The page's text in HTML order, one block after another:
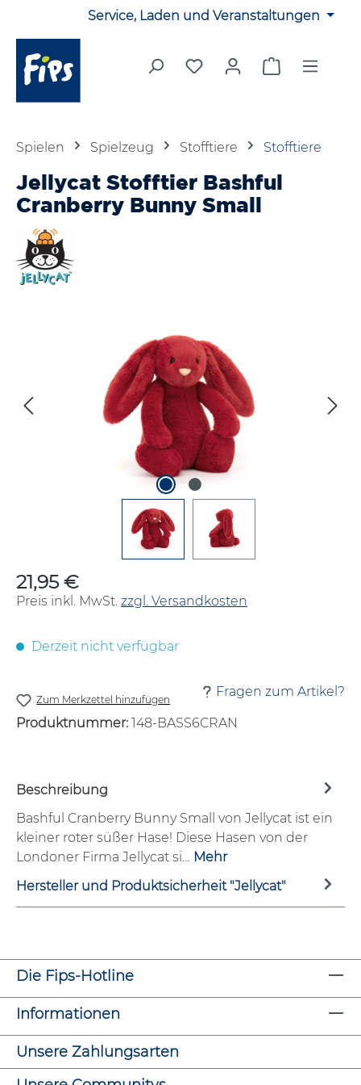
Zum Hauptinhalt springenService, Laden und Veranstaltungen
Du hast 0 Produkte auf
Warenkorb
Spielen Spielzeug Stofftiere Stofftiere
Jellycat Stofftier Bashful
Cranberry Bunny Small
Regulärer Preis:
21,95 €
Preis inkl. MwSt. zzgl. Versandkosten
Derzeit nicht verfügbar
Zum Merkzettel hinzufügen
Fragen zum Artikel?
Produktnummer: 148-BASS6CRAN
Beschreibung
Bashful Cranberry Bunny Small von Jellycat ist ein
kleiner roter süßer Hase! Diese Hasen von der
Londoner Firma Jellycat si… Mehr
Hersteller und Produktsicherheit "Jellycat"
Die Fips-Hotline
Informationen
Unsere Zahlungsarten